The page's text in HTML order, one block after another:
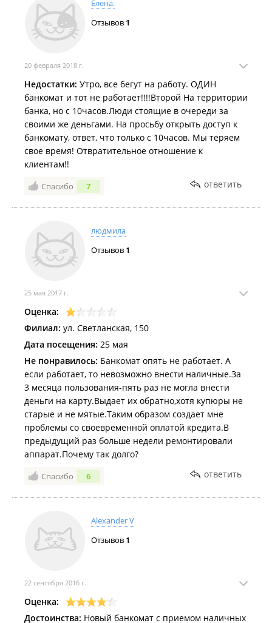
Елена.
Отзывов 1
20 февраля 2018 г.
Недостатки: Утро, все бегут на работу. ОДИН
банкомат и тот не работает!!!!Второй На территории
банка, но с 10часов.Люди стоящие в очереди за
своими же деньгами. На просьбу открыть доступ к
банкомату, ответ, что только с 10часов. Мы теряем
свое время! Отвратительное отношение к
клиентам!!
Спасибо 7 ответить
людмила
Отзывов 1
25 мая 2017 г.
Оценка:
Филиал: ул. Светланская, 150
Дата посещения: 25 мая
Не понравилось: Банкомат опять не работает. А
если работает, то невозможно внести наличные.За
3 месяца пользования-пять раз не могла внести
деньги на карту.Выдает их обратно,хотя купюры не
старые и не мятые.Таким образом создает мне
проблемы со своевременной оплатой кредита.В
предыдущий раз больше недели ремонтировали
аппарат.Почему так долго?
Спасибо 6 ответить
Alexander V
Отзывов 1
22 сентября 2016 г.
Оценка:
Достоинства: Новый банкомат с приемом наличных